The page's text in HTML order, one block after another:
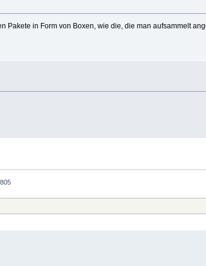
Pakete in Form von Boxen, wie die, die man aufsammelt